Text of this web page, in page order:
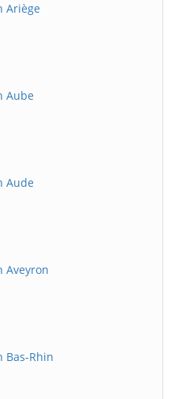
Ariège
Aube
Aude
Aveyron
Bas-Rhin